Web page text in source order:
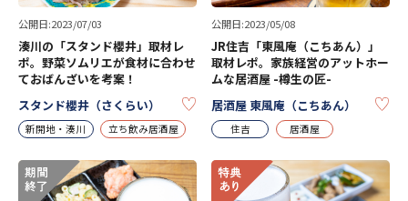
公開日:2023/07/03
湊川の「スタンド櫻井」取材レ
ポ。野菜ソムリエが食材に合わせ
ておばんざいを考案！
スタンド櫻井（さくらい）
KEEP
新開地・湊川 立ち飲み居酒屋
公開日:2023/05/08
JR住吉「東風庵（こちあん）」
取材レポ。家族経営のアットホー
ムな居酒屋 -樽生の匠-
居酒屋 東風庵（こちあん）
住吉 居酒屋